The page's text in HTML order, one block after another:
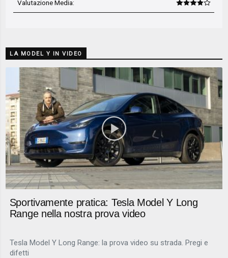
Valutazione Media:
LA MODEL Y IN VIDEO
Sportivamente pratica: Tesla Model Y Long
Range nella nostra prova video
Tesla Model Y Long Range: la prova video su strada. Pregi e
difetti